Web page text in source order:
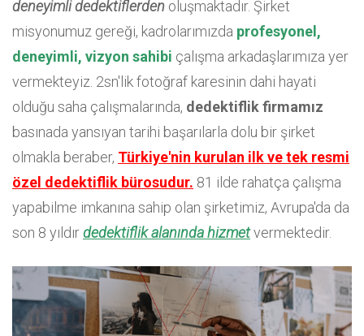
deneyimli dedektiflerden oluşmaktadır. Şirket
misyonumuz gereği, kadrolarımızda profesyonel,
deneyimli, vizyon sahibi çalışma arkadaşlarımıza yer
vermekteyiz. 2sn'lik fotoğraf karesinin dahi hayati
olduğu saha çalışmalarında, dedektiflik firmamız
basınada yansıyan tarihi başarılarla dolu bir şirket
olmakla beraber, Türkiye'nin kurulan ilk ve tek resmi
özel dedektiflik bürosudur. 81 ilde rahatça çalışma
yapabilme imkanına sahip olan şirketimiz, Avrupa'da da
son 8 yıldırdedektiflik alanında hizmetvermektedir.